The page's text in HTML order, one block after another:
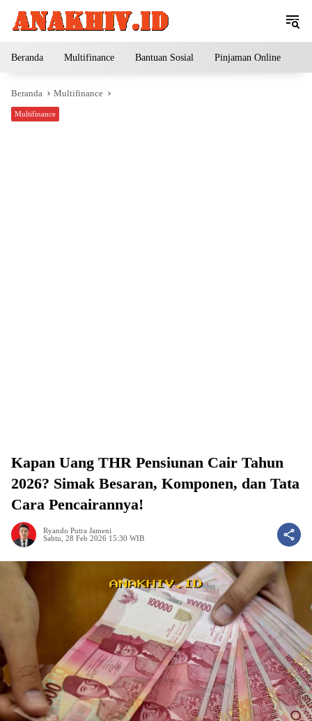
Beranda Multifinance Bantuan Sosial Pinjaman Online
Beranda Multifinance
Multifinance
Kapan Uang THR Pensiunan Cair Tahun
2026? Simak Besaran, Komponen, dan Tata
Cara Pencairannya!
Ryando Putra Jameni
Sabtu, 28 Feb 2026 15:30 WIB